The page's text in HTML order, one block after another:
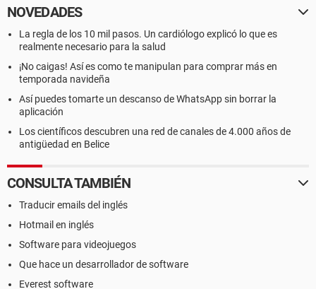
NOVEDADES
La regla de los 10 mil pasos. Un cardiólogo explicó lo que es
realmente necesario para la salud
¡No caigas! Así es como te manipulan para comprar más en
temporada navideña
Así puedes tomarte un descanso de WhatsApp sin borrar la
aplicación
Los científicos descubren una red de canales de 4.000 años de
antigüedad en Belice
CONSULTA TAMBIÉN
Traducir emails del inglés
Hotmail en inglés
Software para videojuegos
Que hace un desarrollador de software
Everest software